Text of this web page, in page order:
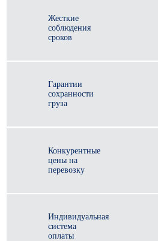
Жесткие
соблюдения
сроков
Гарантии
сохранности
груза
Конкурентные
цены на
перевозку
Индивидуальная
система
оплаты